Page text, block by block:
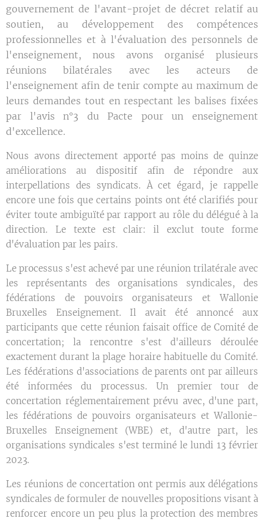
gouvernement de l'avant-projet de décret relatif au
soutien, au développement des compétences
professionnelles et à l'évaluation des personnels de
l'enseignement, nous avons organisé plusieurs
réunions bilatérales avec les acteurs de
l'enseignement afin de tenir compte au maximum de
leurs demandes tout en respectant les balises fixées
par l'avis n°3 du Pacte pour un enseignement
d'excellence.
Nous avons directement apporté pas moins de quinze
améliorations au dispositif afin de répondre aux
interpellations des syndicats. À cet égard, je rappelle
encore une fois que certains points ont été clarifiés pour
éviter toute ambiguïté par rapport au rôle du délégué à la
direction. Le texte est clair: il exclut toute forme
d'évaluation par les pairs.
Le processus s'est achevé par une réunion trilatérale avec
les représentants des organisations syndicales, des
fédérations de pouvoirs organisateurs et Wallonie
Bruxelles Enseignement. Il avait été annoncé aux
participants que cette réunion faisait office de Comité de
concertation; la rencontre s'est d'ailleurs déroulée
exactement durant la plage horaire habituelle du Comité.
Les fédérations d'associations de parents ont par ailleurs
été informées du processus. Un premier tour de
concertation réglementairement prévu avec, d'une part,
les fédérations de pouvoirs organisateurs et Wallonie-
Bruxelles Enseignement (WBE) et, d'autre part, les
organisations syndicales s'est terminé le lundi 13 février
2023.
Les réunions de concertation ont permis aux délégations
syndicales de formuler de nouvelles propositions visant à
renforcer encore un peu plus la protection des membres